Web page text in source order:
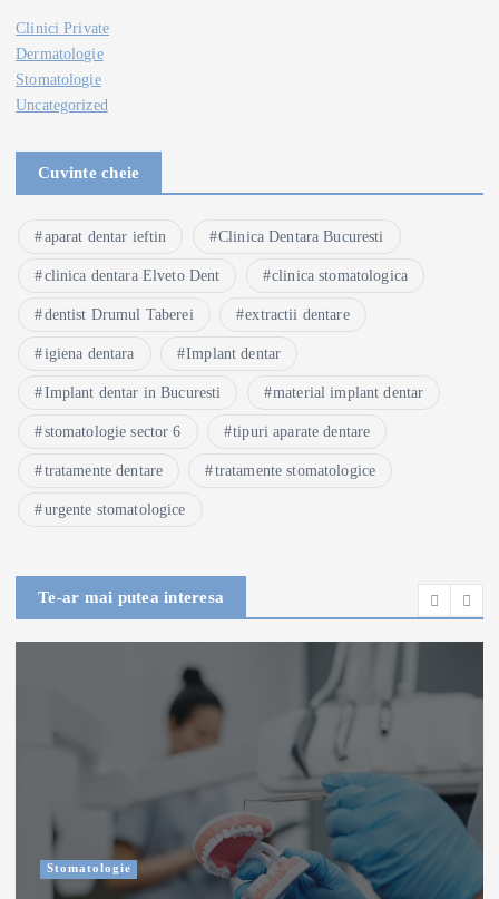
Clinici Private
Dermatologie
Stomatologie
Uncategorized
Cuvinte cheie
aparat dentar ieftin Clinica Dentara Bucuresti
clinica dentara Elveto Dent clinica stomatologica
dentist Drumul Taberei extractii dentare
igiena dentara Implant dentar
Implant dentar in Bucuresti material implant dentar
stomatologie sector 6 tipuri aparate dentare
tratamente dentare tratamente stomatologice
urgente stomatologice
Te-ar mai putea interesa
Stomatologie